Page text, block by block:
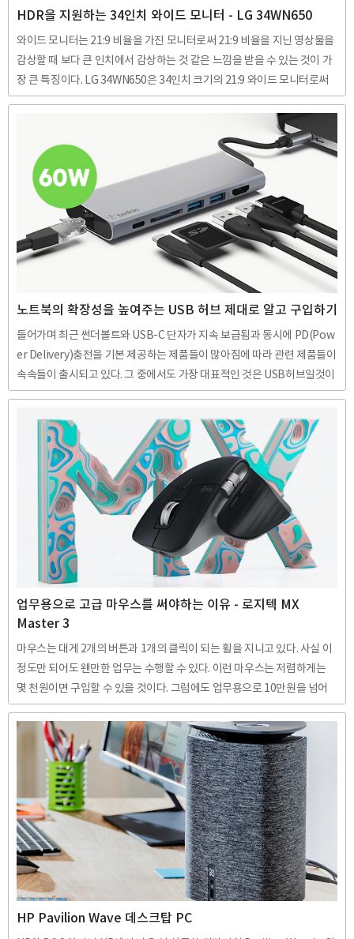
HDR을 지원하는 34인치 와이드 모니터 - LG 34WN650
와이드 모니터는 21:9 비율을 가진 모니터로써 21:9 비율을 지닌 영상물을
감상할 때 보다 큰 인치에서 감상하는 것 같은 느낌을 받을 수 있는 것이 가
장 큰 특징이다. LG 34WN650은 34인치 크기의 21:9 와이드 모니터로써
가로 크기가 816.5mm에 달한다. 21:9 모니터의 장점 모니터는 예로부터
영상의 비율에 의해 액정의 크기가 결정되어 왔다. VGA, Composite 시절
패미콤 게임기 등을 사용할 때는 4:3 비율의 모니터를 사용하다가 HD시대
가 도래하면서 16:9 비율의 모니터를 사용하게 된 것이다. 21:9 비율은 영
화관의 영상물의 비율이다. FHD모니터를 씀에도 영상 재생 시 위, 아래가
짤려 보인적이 있을 것이다. 그 영상물은 21:9 비율을 지닌 영상이었을 가
능성이 높다...
노트북의 확장성을 높여주는 USB 허브 제대로 알고 구입하기
들어가며 최근 썬더볼트와 USB-C 단자가 지속 보급됨과 동시에 PD(Pow
er Delivery)충전을 기본 제공하는 제품들이 많아짐에 따라 관련 제품들이
속속들이 출시되고 있다. 그 중에서도 가장 대표적인 것은 USB허브일것이
다. PD충전기술을 바탕으로 충분한 전력의 공급이 가능해져 기존 USB허
브에 비해 더욱 다양한 기능을 허브에 심는것이 가능해진 것이다. USB허브
를 구입해야겠다고 생각하는 유저는 크게 두 분류일 것이다. 첫째는 삼성의
갤럭시 시리즈에 내장된 DEX시스템을 사용하기 위해서이고, 둘째는 썬더
볼트만 지원하는 맥북이나 USB-C포트만 지원하는 노트북에서 USB나 SD
카드, HDMI, RJ45단자 등을 사용하기 위해서이다. 이번 포스팅에서는 서
술한 두 가지 경우 중 노트북에서 USB허브를 ..
업무용으로 고급 마우스를 써야하는 이유 - 로지텍 MX
Master 3
마우스는 대게 2개의 버튼과 1개의 클릭이 되는 휠을 지니고 있다. 사실 이
정도만 되어도 왠만한 업무는 수행할 수 있다. 이런 마우스는 저렴하게는
몇 천원이면 구입할 수 있을 것이다. 그럼에도 업무용으로 10만원을 넘어
가는 마우스가 팔리고 있다. 업무용 끝판왕이라는 바로 이 마우스. 로지텍
MX Master 3 이야기다. 세 번의 리뉴얼로 더욱 완성도 높아진 업무용 마우
스 이름에서 알 수 있듯이 이 마우스는 벌써 세번째 리뉴얼 된 제품이다. 첫
번째 작품인 MX Master, MX Master 2s에 비해 MX Master 3는 휠 스크롤
이 기계식으로 전자식으로 바뀌었고, 더욱 인체공학적으로 버튼 배열이 바
뀌는 등 'MX Master'시리즈의 완성형이라는 평가를 받고 있다. 특히 이 1
초에 1천 줄을 스크..
HP Pavilion Wave 데스크탑 PC